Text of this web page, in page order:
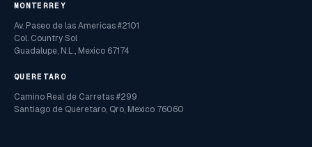
MONTERREY
Av. Paseo de las Americas #2101
Col. Country Sol
Guadalupe, N.L., Mexico 67174
QUERETARO
Camino Real de Carretas #299
Santiago de Queretaro, Qro, Mexico 76060